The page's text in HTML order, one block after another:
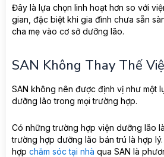
Đây là lựa chọn linh hoạt hơn so với
gian, đặc biệt khi gia đình chưa sẵn
cha mẹ vào cơ sở dưỡng lão.
SAN Không Thay Thế
SAN không nên được định vị như một
dưỡng lão trong mọi trường hợp.
Có những trường hợp viện dưỡng lão
trường hợp dưỡng lão bán trú là hợp
hợp chăm sóc tại nhà qua SAN là